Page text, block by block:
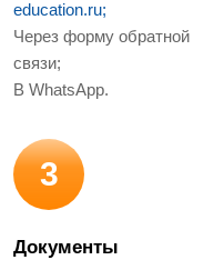
education.ru;
Через форму обратной
связи;
В WhatsApp.
3
Документы